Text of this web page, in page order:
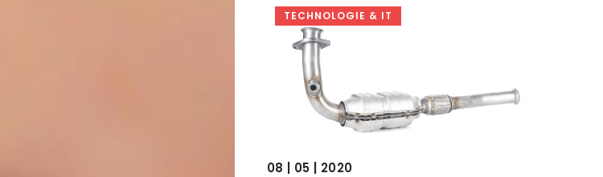
TECHNOLOGIE & IT
08 | 05 | 2020